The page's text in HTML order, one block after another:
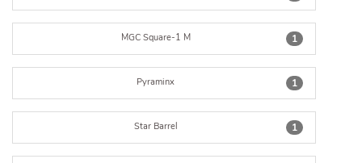
1
MGC Square-1 M
1
Pyraminx
1
Star Barrel